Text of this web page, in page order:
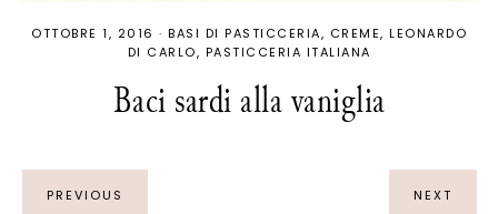
OTTOBRE 1, 2016 · BASI DI PASTICCERIA CREME
LEONARDO
DI CARLO
PASTICCERIA ITALIANA
Baci sardi alla vaniglia
PREVIOUS NEXT